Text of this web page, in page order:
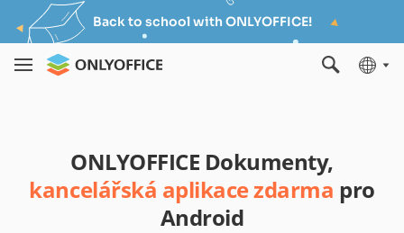
Back to school with ONLYOFFICE!
ONLYOFFICE Dokumenty,
kancelářská aplikace zdarma pro
Android